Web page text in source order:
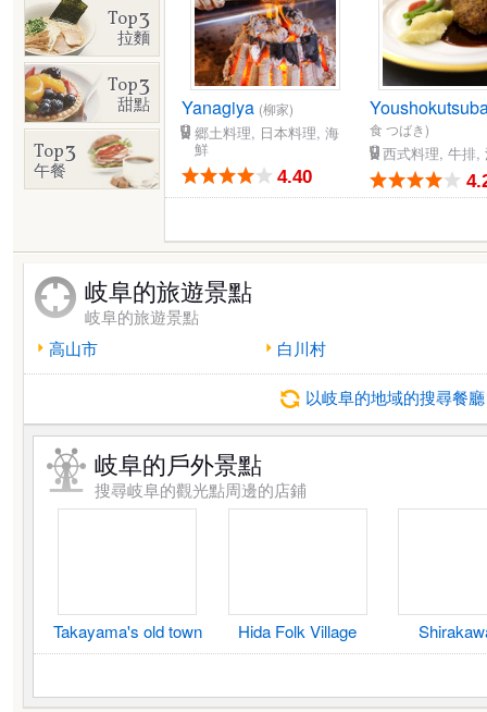
Top3
拉麵
Top3
甜點
Top3
午餐
Yanagiya (柳家)
郷土料理, 日本料理, 海
鮮
4.40
食 つばき)
西式料理, 牛排,
岐阜的旅遊景點
岐阜的旅遊景點
高山市
白川村
以岐阜的地域的搜尋餐廳
岐阜的戶外景點
搜尋岐阜的觀光點周邊的店鋪
Takayama's old town Hida Folk Village